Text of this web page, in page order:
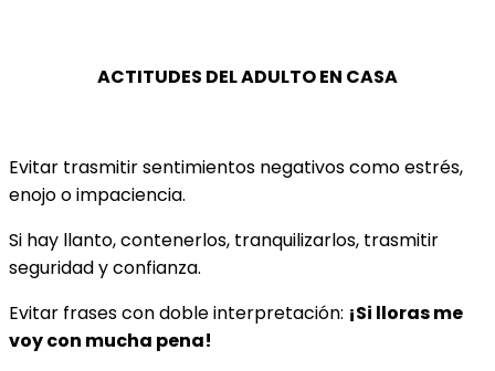
ACTITUDES DEL ADULTO EN CASA
Evitar trasmitir sentimientos negativos como estrés,
enojo o impaciencia.
Si hay llanto, contenerlos, tranquilizarlos, trasmitir
seguridad y confianza.
Evitar frases con doble interpretación: ¡Si lloras me
voy con mucha pena!